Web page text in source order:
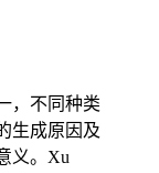
，不同种类
生成原因及
义。Xu